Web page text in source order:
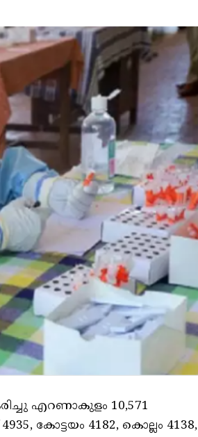
എറണാകുളം 10,571
കോട്ടയം 4182, കൊല്ലം 4138,